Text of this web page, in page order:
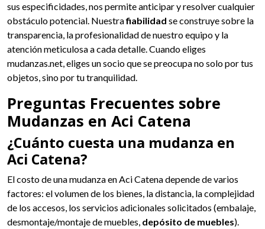
sus especificidades, nos permite anticipar y resolver cualquier
obstáculo potencial. Nuestrafiabilidad se construye sobre la
transparencia, la profesionalidad de nuestro equipo y la
atención meticulosa a cada detalle. Cuando eliges
mudanzas.net, eliges un socio que se preocupa no solo por tus
objetos, sino por tu tranquilidad.
Preguntas Frecuentes sobre
Mudanzas en Aci Catena
¿Cuánto cuesta una mudanza en
Aci Catena?
El costo de una mudanza en Aci Catena depende de varios
factores: el volumen de los bienes, la distancia, la complejidad
de los accesos, los servicios adicionales solicitados (embalaje,
desmontaje/montaje de muebles, depósito de muebles).